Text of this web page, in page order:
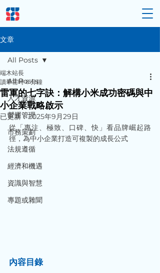
文章
All Posts
人才資源
營運管理
市務策劃
法規遵循
經濟和機遇
資識與智慧
專題或雜聞
All Posts
雷軍的七字訣：解構小米成功密碼與中
小企業戰略啟示
端木站長
讀畢需時 6 分鐘
已更新：2025年9月29日
從「專注、極致、口碑、快」看品牌崛起路
徑，為中小企業打造可複製的成長公式
內容目錄